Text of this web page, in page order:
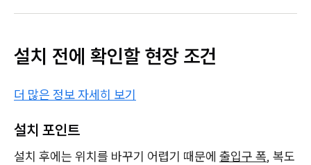
설치 전에 확인할 현장 조건
더 많은 정보 자세히 보기
설치 포인트
설치 후에는 위치를 바꾸기 어렵기 때문에 출입구 폭, 복도